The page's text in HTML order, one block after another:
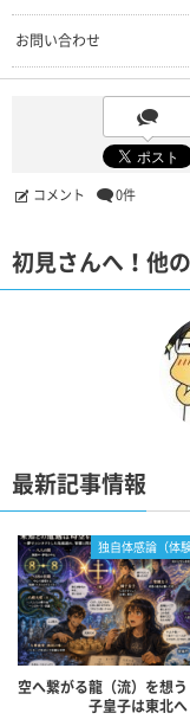
お問い合わせ
コメント 0件
初見さんへ！他
最新記事情報
独自体感論（体
空へ繋がる龍（流）を想
子皇子は東北へ